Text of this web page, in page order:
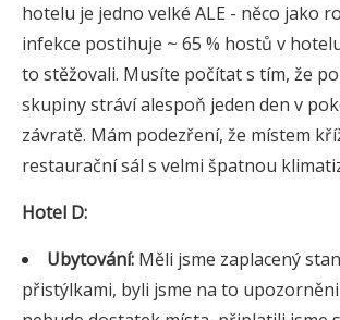
hotelu je jedno velké ALE - něco jako
infekce postihuje ~ 65 % hostů v
to stěžovali. Musíte počítat s tím, že
skupiny stráví alespoň jeden den v
závratě. Mám podezření, že místem
restaurační sál s velmi špatnou
Hotel D:
Ubytování: Měli jsme zaplacený
přistýlkami, byli jsme na to upozorněni